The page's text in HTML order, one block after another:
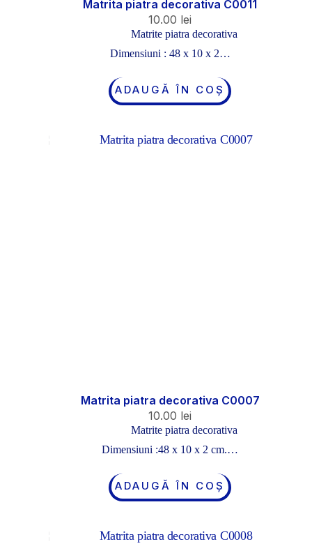
Matrita piatra decorativa C0011
10.00 lei
Matrite piatra decorativa
Dimensiuni : 48 x 10 x 2…
ADAUGĂ ÎN COȘ
Matrita piatra decorativa C0007
10.00 lei
Matrite piatra decorativa
Dimensiuni :48 x 10 x 2 cm.…
ADAUGĂ ÎN COȘ